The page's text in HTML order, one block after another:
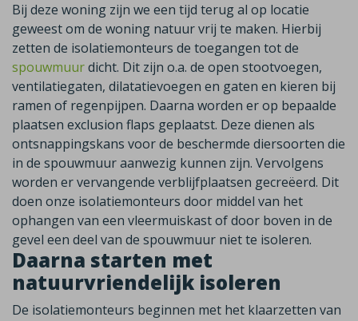
Bij deze woning zijn we een tijd terug al op locatie
geweest om de woning natuur vrij te maken. Hierbij
zetten de isolatiemonteurs de toegangen tot de
spouwmuurdicht. Dit zijn o.a. de open stootvoegen,
ventilatiegaten, dilatatievoegen en gaten en kieren bij
ramen of regenpijpen. Daarna worden er op bepaalde
plaatsen exclusion flaps geplaatst. Deze dienen als
ontsnappingskans voor de beschermde diersoorten die
in de spouwmuur aanwezig kunnen zijn. Vervolgens
worden er vervangende verblijfplaatsen gecreëerd. Dit
doen onze isolatiemonteurs door middel van het
ophangen van een vleermuiskast of door boven in de
gevel een deel van de spouwmuur niet te isoleren.
Daarna starten met
natuurvriendelijk isoleren
De isolatiemonteurs beginnen met het klaarzetten van